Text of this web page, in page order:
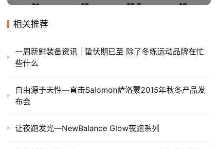
相关推荐
一周新鲜装备资讯 | 蛰伏期已至 除了冬练运动品牌在忙
些什么
自由源于天性—直击Salomon萨洛蒙2015年秋冬产品发
布会
让夜跑发光—NewBalance Glow夜跑系列